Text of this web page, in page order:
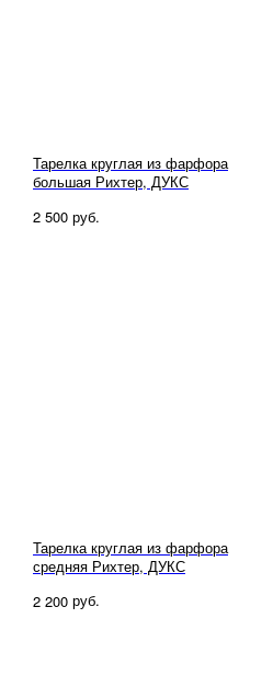
Тарелка круглая из фарфора
большая Рихтер, ДУКС
2 500 руб.
Тарелка круглая из фарфора
средняя Рихтер, ДУКС
2 200 руб.